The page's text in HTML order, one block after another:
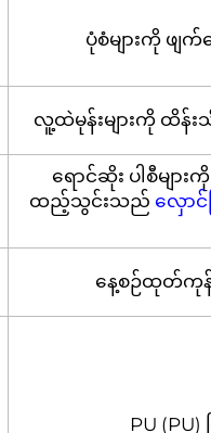
ပုံစံများကို ဖ
လူ့ထဲမုန်းများကို ထိန်
ရောင်ဆိုး ပါစီမျာ
ထည့်သွင်းသည် လှောင်
နေ့စဉ်ထုတ်ကုန်
PU (PU)